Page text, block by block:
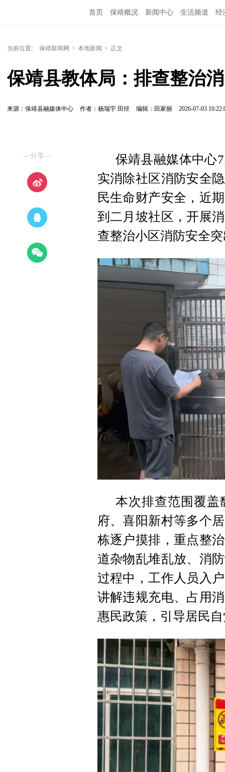
首页 保靖概况 新闻中心 生活频道 经
当前位置: 保靖新闻网 > 本地新闻 > 正文
保靖县教体局：排查整治
来源：保靖县融媒体中心 作者：杨瑞宇 田径 编辑：田家丽 2026-07-03
—分享—
保靖县融媒体中心
实消除社区消防安全
民生命财产安全，近
到二月坡社区，开展
查整治小区消防安全
本次排查范围覆盖
府、喜阳新村等多个
栋逐户摸排，重点整
道杂物乱堆乱放、消
过程中，工作人员入
讲解违规充电、占用
惠民政策，引导居民